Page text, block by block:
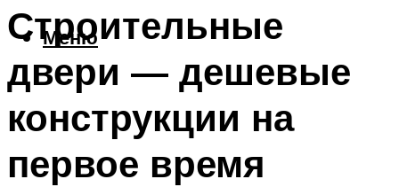
Меню
Строительные
двери — дешевые
конструкции на
первое время